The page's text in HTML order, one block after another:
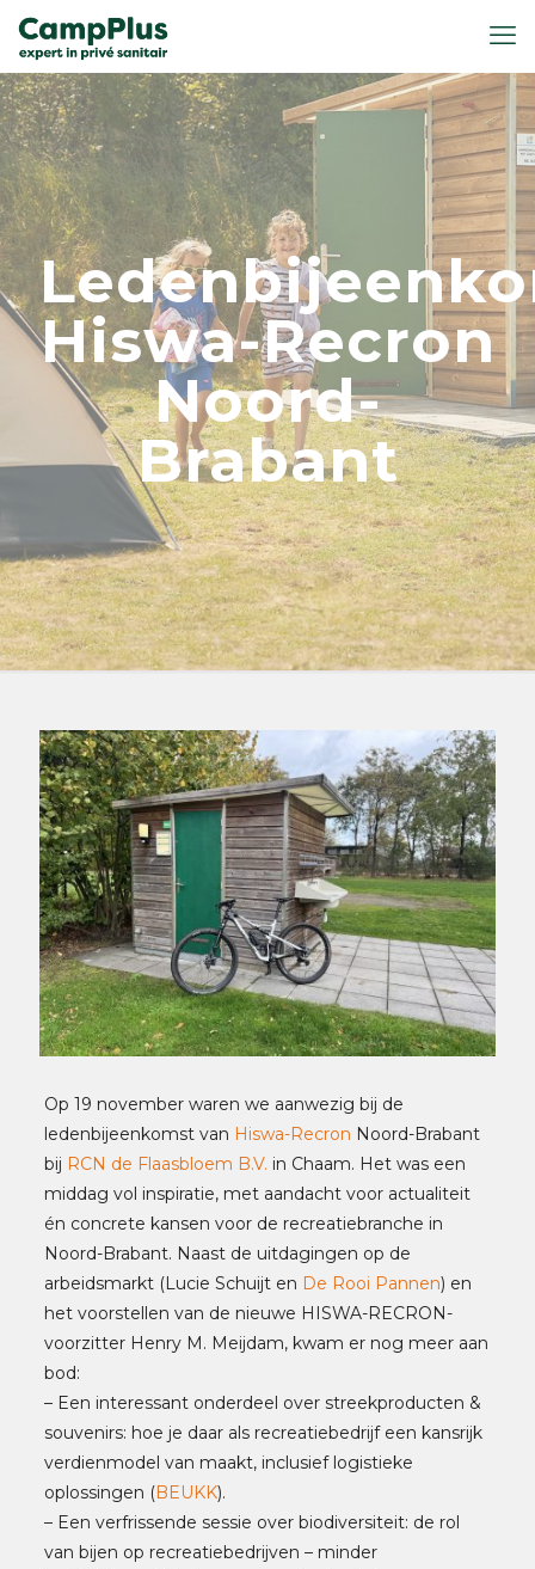
Hiswa-Recron
Noord-
Brabant
Op 19 november waren we aanwezig bij de
ledenbijeenkomst van Hiswa-Recron Noord-Brabant
bij RCN de Flaasbloem B.V. in Chaam. Het was een
middag vol inspiratie, met aandacht voor actualiteit
én concrete kansen voor de recreatiebranche in
Noord-Brabant. Naast de uitdagingen op de
arbeidsmarkt (Lucie Schuijt en De Rooi Pannen) en
het voorstellen van de nieuwe HISWA-RECRON-
voorzitter Henry M. Meijdam, kwam er nog meer aan
bod:
– Een interessant onderdeel over streekproducten &
souvenirs: hoe je daar als recreatiebedrijf een kansrijk
verdienmodel van maakt, inclusief logistieke
oplossingen (BEUKK).
– Een verfrissende sessie over biodiversiteit: de rol
van bijen op recreatiebedrijven – minder